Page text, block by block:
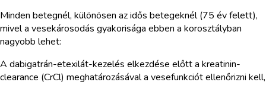
Minden betegnél, különösen az idős betegeknél (75 év felett),
mivel a vesekárosodás gyakorisága ebben a korosztályban
nagyobb lehet:
A dabigatrán-etexilát-kezelés elkezdése előtt a kreatinin-
clearance (CrCl) meghatározásával a vesefunkciót ellenőrizni kell,